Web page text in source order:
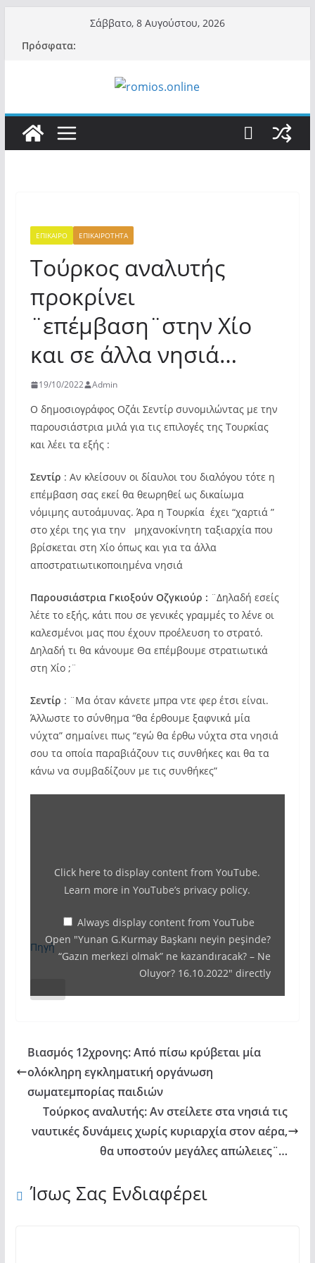
περιεχόμενο
Σάββατο, 8 Αυγούστου, 2026
Πρόσφατα:
ΕΠΙΚΑΙΡΟ ΕΠΙΚΑΙΡΟΤΗΤΑ
Τούρκος αναλυτής
προκρίνει
¨επέμβαση¨στην Χίο
και σε άλλα νησιά…
19/10/2022 Admin
Ο δημοσιογράφος Οζάι Σεντίρ συνομιλώντας με την
παρουσιάστρια μιλά για τις επιλογές της Τουρκίας
και λέει τα εξής :
Σεντίρ : Αν κλείσουν οι δίαυλοι του διαλόγου τότε η
επέμβαση σας εκεί θα θεωρηθεί ως δικαίωμα
νόμιμης αυτοάμυνας. Άρα η Τουρκία έχει “χαρτιά ”
στο χέρι της για την μηχανοκίνητη ταξιαρχία που
βρίσκεται στη Χίο όπως και για τα άλλα
αποστρατιωτικοποιημένα νησιά
Παρουσιάστρια Γκιοξούν Οζγκιούρ : ¨Δηλαδή εσείς
λέτε το εξής, κάτι που σε γενικές γραμμές το λένε οι
καλεσμένοι μας που έχουν προέλευση το στρατό.
Δηλαδή τι θα κάνουμε Θα επέμβουμε στρατιωτικά
στη Χίο ;¨
Σεντίρ : ¨Μα όταν κάνετε μπρα ντε φερ έτσι είναι.
Άλλωστε το σύνθημα “θα έρθουμε ξαφνικά μία
νύχτα” σημαίνει πως “εγώ θα έρθω νύχτα στα νησιά
σου τα οποία παραβιάζουν τις συνθήκες και θα τα
κάνω να συμβαδίζουν με τις συνθήκες”
neyin
"Gazın
merkezi
olmak"
ne
kazandıracak?
Oluyor?
16.10.2022"
from
YouTube
Click here to display content from YouTube.
Learn more inYouTube’s privacy policy.
Always display content from YouTube
Open "Yunan G.Kurmay Başkanı neyin peşinde?
“Gazın merkezi olmak” ne kazandıracak? – Ne
Oluyor? 16.10.2022" directly
Πηγή
Βιασμός 12χρονης: Από πίσω κρύβεται μία
ολόκληρη εγκληματική οργάνωση
σωματεμπορίας παιδιών
Τούρκος αναλυτής: Αν στείλετε στα νησιά τις
ναυτικές δυνάμεις χωρίς κυριαρχία στον αέρα,
θα υποστoύν μεγάλες απώλειες¨…
Ίσως Σας Ενδιαφέρει